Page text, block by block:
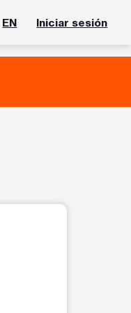
EN Iniciar sesión